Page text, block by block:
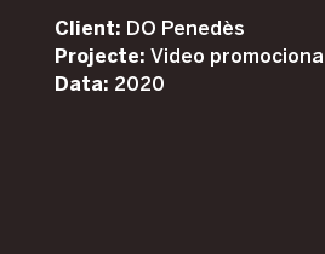
Client: DO Penedès
Projecte: Video promocional
Data: 2020